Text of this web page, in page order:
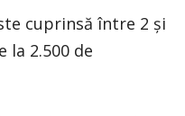
cuprinsă între 2 și
la 2.500 de